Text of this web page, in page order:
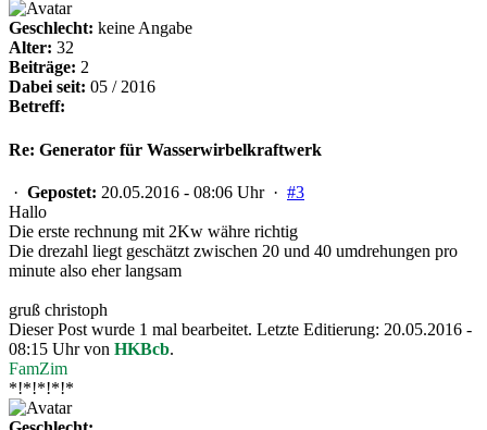
Geschlecht: keine Angabe
Alter: 32
Beiträge: 2
Dabei seit: 05 / 2016
Betreff:
Re: Generator für Wasserwirbelkraftwerk
· Gepostet: 20.05.2016 - 08:06 Uhr · #3
Hallo
Die erste rechnung mit 2Kw währe richtig
Die drezahl liegt geschätzt zwischen 20 und 40 umdrehungen pro
minute also eher langsam
gruß christoph
Dieser Post wurde 1 mal bearbeitet. Letzte Editierung: 20.05.2016 -
08:15 Uhr von HKBcb.
FamZim
*!*!*!*!*